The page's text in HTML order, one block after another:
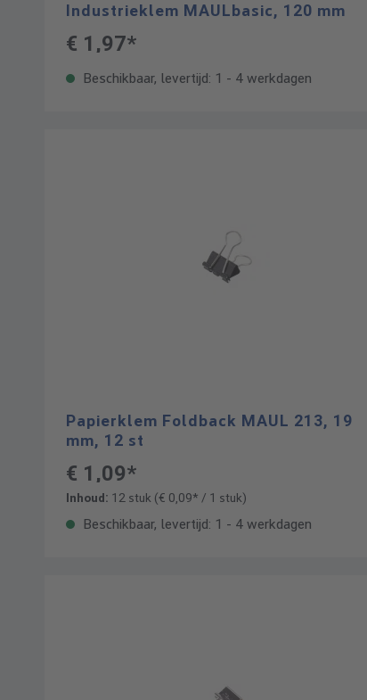
Industrieklem MAULbasic, 120 mm
€ 1,97*
Beschikbaar, levertijd: 1 - 4 werkdagen
Papierklem Foldback MAUL 213, 19
mm, 12 st
€ 1,09*
Inhoud: 12 stuk (€ 0,09* / 1 stuk)
Beschikbaar, levertijd: 1 - 4 werkdagen